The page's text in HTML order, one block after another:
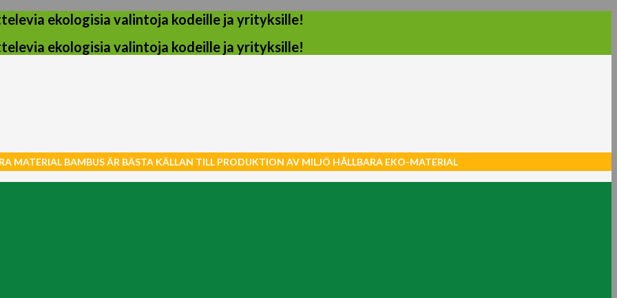
ekologisia valintoja kodeille ja yrityksille!
ekologisia valintoja kodeille ja yrityksille!
MATERIAL BAMBUS ÄR BÄSTA KÄLLAN TILL PRODUKTION AV MILJÖ HÅLLBARA EKO-MATERIAL